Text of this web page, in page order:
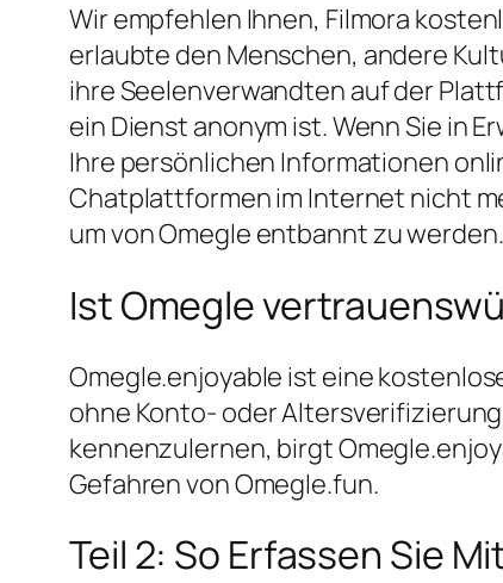
Wir empfehlen Ihnen, Filmora
erlaubte den Menschen, andere
ihre Seelenverwandten auf der
ein Dienst anonym ist. Wenn Sie in
Ihre persönlichen Informationen
Chatplattformen im Internet nicht
um von Omegle entbannt zu werden.
Ist Omegle
Omegle.enjoyable ist eine
ohne Konto- oder
kennenzulernen, birgt
Gefahren von Omegle.fun.
Teil 2: So Erfassen Sie